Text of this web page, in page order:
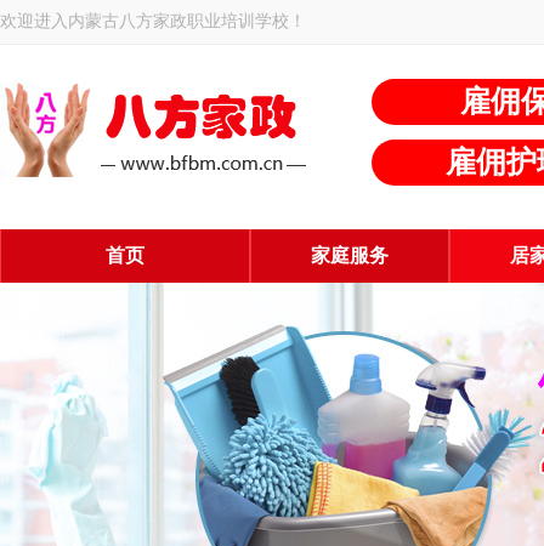
欢迎进入内蒙古八方家政职业培训学校！
雇佣
雇佣
首页 家庭服务 居